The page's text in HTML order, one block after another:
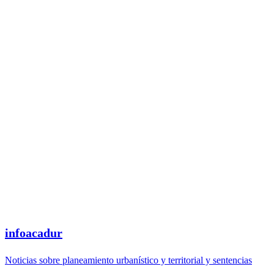
infoacadur
Noticias sobre planeamiento urbanístico y territorial y sentencias